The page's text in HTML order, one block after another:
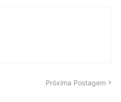
Próxima Postagem